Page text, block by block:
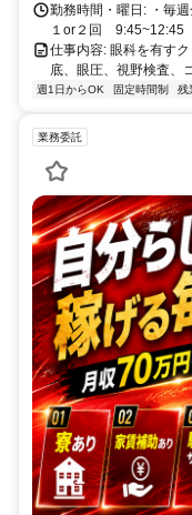
勤務時間・曜日: ・毎
１or２回 9:45~12:45
仕事内容: 眼科を有す
底、眼圧、視野検査、
週1日からOK 固定時間制 残
業務委託